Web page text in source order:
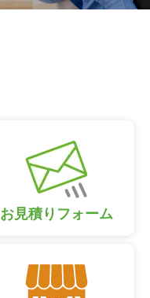
お見積りフォーム